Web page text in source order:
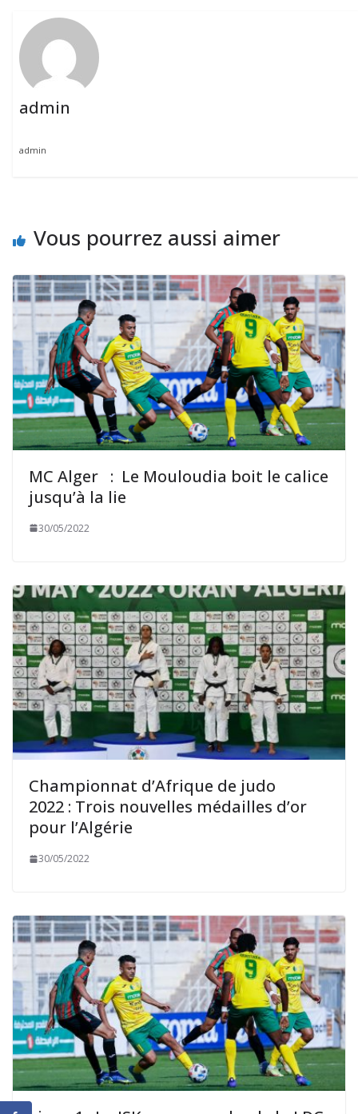
admin
admin
Vous pourrez aussi aimer
MC Alger : Le Mouloudia boit le calice
jusqu’à la lie
30/05/2022
Championnat d’Afrique de judo
2022 : Trois nouvelles médailles d’or
pour l’Algérie
30/05/2022